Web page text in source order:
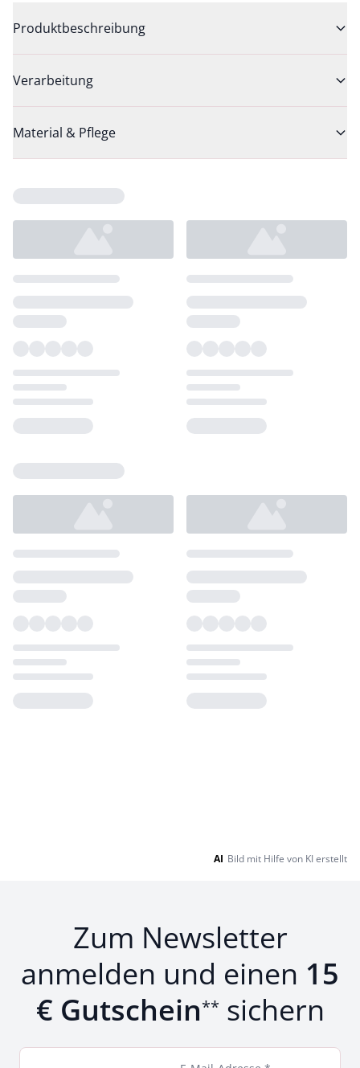
Produktbeschreibung
Verarbeitung
Material & Pflege
AI Bild mit Hilfe von KI erstellt
Zum Newsletter
anmelden und einen 15
€ Gutschein** sichern